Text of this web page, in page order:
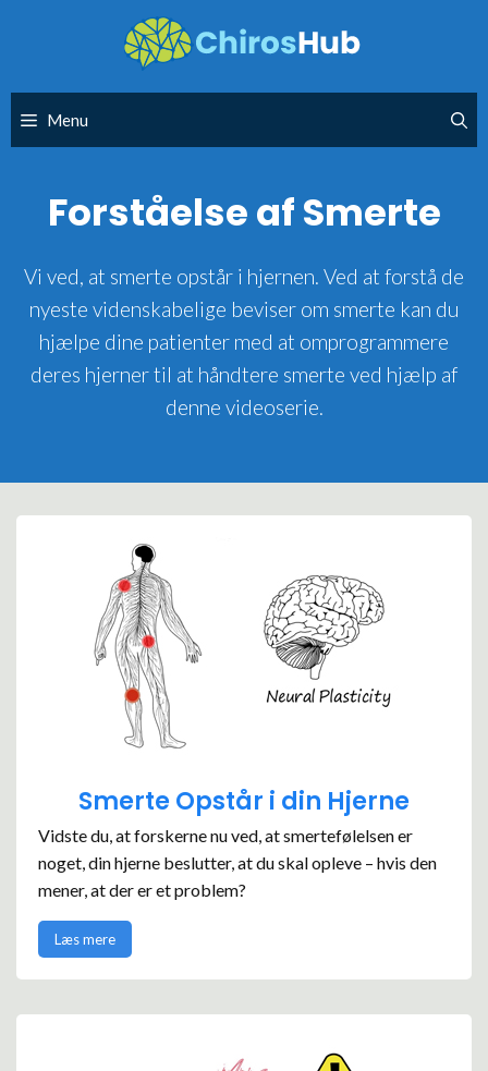
Menu
Forståelse af Smerte
Vi ved, at smerte opstår i hjernen. Ved at forstå de
nyeste videnskabelige beviser om smerte kan du
hjælpe dine patienter med at omprogrammere
deres hjerner til at håndtere smerte ved hjælp af
denne videoserie.
Smerte Opstår i din Hjerne
Vidste du, at forskerne nu ved, at smertefølelsen er
noget, din hjerne beslutter, at du skal opleve – hvis den
mener, at der er et problem?
Læs mere